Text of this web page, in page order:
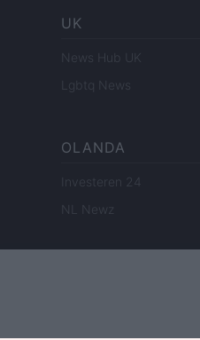
UK
News Hub UK
Lgbtq News
OLANDA
Investeren 24
NL Newz